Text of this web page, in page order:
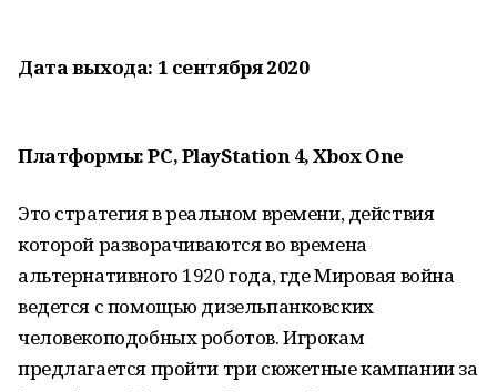
Дата выхода: 1 сентября 2020
Платформы: PC, PlayStation 4, Xbox One
Это стратегия в реальном времени, действия
которой разворачиваются во времена
альтернативного 1920 года, где Мировая война
ведется с помощью дизельпанковских
человекоподобных роботов. Игрокам
предлагается пройти три сюжетные кампании за